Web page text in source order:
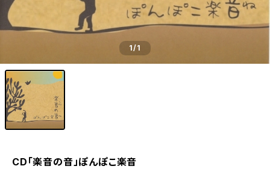
1/1
CD「楽音の音」ぽんぽこ楽音